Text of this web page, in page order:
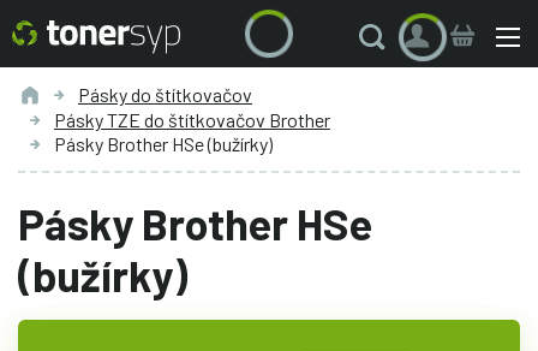
Pásky do štítkovačov
Pásky TZE do štítkovačov Brother
Pásky Brother HSe (bužírky)
Pásky Brother HSe
(bužírky)